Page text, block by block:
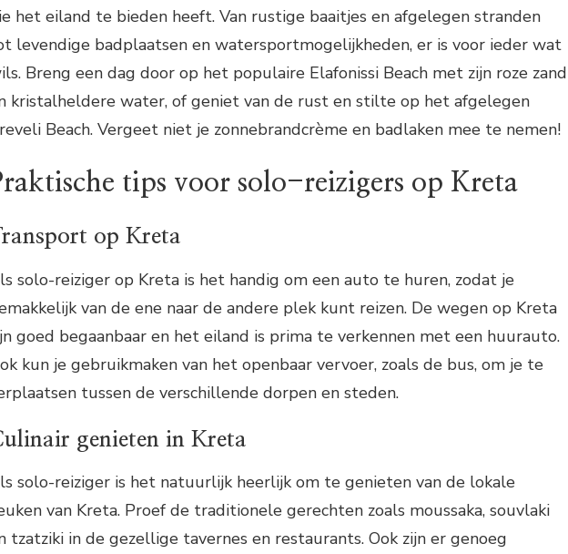
het eiland te bieden heeft. Van rustige baaitjes en afgelegen stranden
levendige badplaatsen en watersportmogelijkheden, er is voor ieder wat
Breng een dag door op het populaire Elafonissi Beach met zijn roze zand
kristalheldere water, of geniet van de rust en stilte op het afgelegen
Beach. Vergeet niet je zonnebrandcrème en badlaken mee te nemen!
tips voor solo-reizigers op Kreta
op Kreta
solo-reiziger op Kreta is het handig om een auto te huren, zodat je
van de ene naar de andere plek kunt reizen. De wegen op Kreta
goed begaanbaar en het eiland is prima te verkennen met een huurauto.
kun je gebruikmaken van het openbaar vervoer, zoals de bus, om je te
tussen de verschillende dorpen en steden.
genieten in Kreta
solo-reiziger is het natuurlijk heerlijk om te genieten van de lokale
van Kreta. Proef de traditionele gerechten zoals moussaka, souvlaki
tzatziki in de gezellige tavernes en restaurants. Ook zijn er genoeg